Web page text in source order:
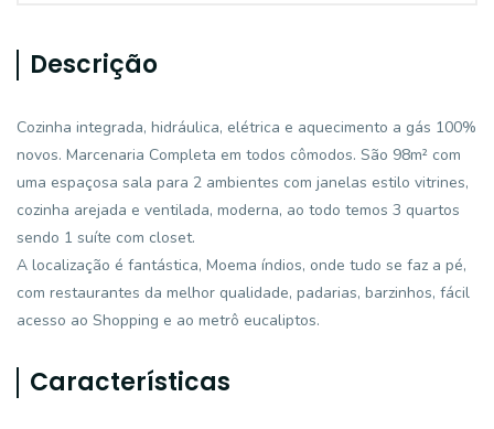
Descrição
Cozinha integrada, hidráulica, elétrica e aquecimento a gás 100%
novos. Marcenaria Completa em todos cômodos. São 98m² com
uma espaçosa sala para 2 ambientes com janelas estilo vitrines,
cozinha arejada e ventilada, moderna, ao todo temos 3 quartos
sendo 1 suíte com closet.
A localização é fantástica, Moema índios, onde tudo se faz a pé,
com restaurantes da melhor qualidade, padarias, barzinhos, fácil
acesso ao Shopping e ao metrô eucaliptos.
Características